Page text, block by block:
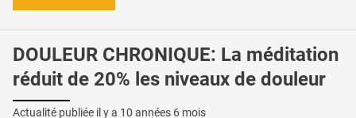
DOULEUR CHRONIQUE: La méditation
réduit de 20% les niveaux de douleur
Actualité publiée il y a 10 années 6 mois